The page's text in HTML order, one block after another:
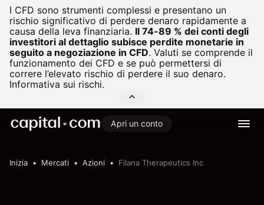
I CFD sono strumenti complessi e presentano un
rischio significativo di perdere denaro rapidamente a
causa della leva finanziaria. Il 74-89 % dei conti degli
investitori al dettaglio subisce perdite monetarie in
seguito a negoziazione in CFD. Valuti se comprende il
funzionamento dei CFD e se può permettersi di
correre l’elevato rischio di perdere il suo denaro.
Informativa sui rischi.
Apri un conto
Inizia Mercati Azioni Filana Therapeutics Inc